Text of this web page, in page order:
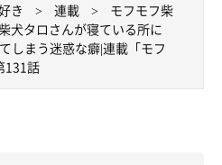
き 連載
モフモフ柴
犬タロさんが寝ている所に
しまう迷惑な癖|連載「モフ
131話